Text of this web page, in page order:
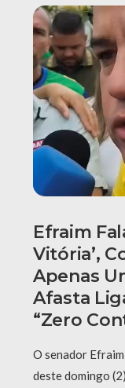
Efraim
Vitória’,
Apenas
Afasta
“Zero
O senador
deste domingo